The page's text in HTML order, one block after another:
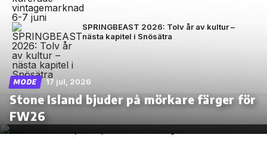
SPRINGBEAST 2026: Tolv år av kultur –
nästa kapitel i Snösätra
MODE 17 jul, 2026
Stone Island bjuder på mörkare färger för
FW26